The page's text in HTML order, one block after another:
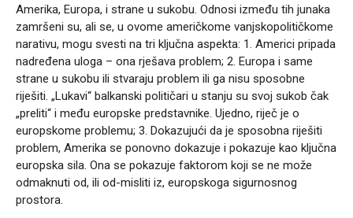
Amerika, Europa, i strane u sukobu. Odnosi između tih junaka
zamršeni su, ali se, u ovome američkome vanjskopolitičkome
narativu, mogu svesti na tri ključna aspekta: 1. Americi pripada
nadređena uloga – ona rješava problem; 2. Europa i same
strane u sukobu ili stvaraju problem ili ga nisu sposobne
riješiti. „Lukavi“ balkanski političari u stanju su svoj sukob čak
„preliti“ i među europske predstavnike. Ujedno, riječ je o
europskome problemu; 3. Dokazujući da je sposobna riješiti
problem, Amerika se ponovno dokazuje i pokazuje kao ključna
europska sila. Ona se pokazuje faktorom koji se ne može
odmaknuti od, ili od-misliti iz, europskoga sigurnosnog
prostora.